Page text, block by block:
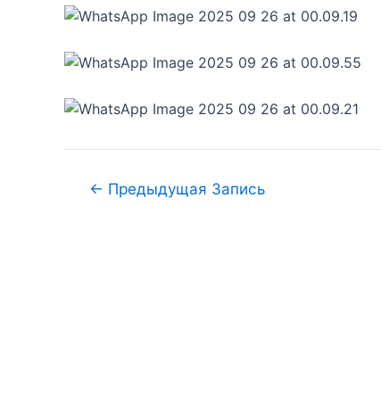
← Предыдущая Запись